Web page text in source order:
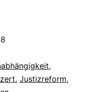
,
, Justizreform,